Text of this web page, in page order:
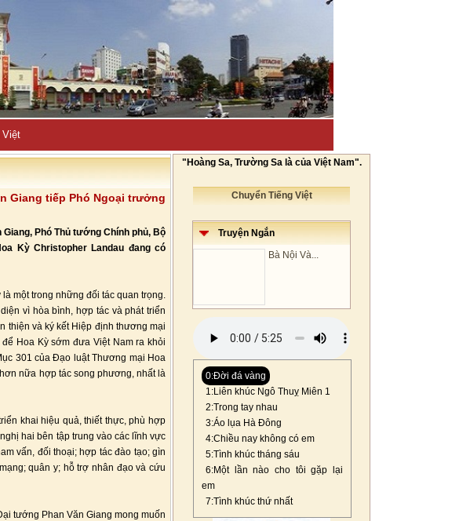
Giang tiếp Phó Ngoại trưởng
Phó Thủ tướng Chính phủ, Bộ
Kỳ Christopher Landau đang có
một trong những đối tác quan trọng.
vì hòa bình, hợp tác và phát triển
thiện và ký kết Hiệp định thương mại
Hoa Kỳ sớm đưa Việt Nam ra khỏi
301 của Đạo luật Thương mại Hoa
nữa hợp tác song phương, nhất là
khai hiệu quả, thiết thực, phù hợp
hai bên tập trung vào các lĩnh vực
vấn, đối thoại; hợp tác đào tạo; gìn
quân y; hỗ trợ nhân đạo và cứu
tướng Phan Văn Giang mong muốn
"Hoàng Sa, Trường Sa là của Việt Nam".
Chuyển Tiếng Việt
Truyện Ngắn
Bà Nội Và...
0:Đời đá vàng
1:Liên khúc Ngô Thuỵ Miên 1
2:Trong tay nhau
3:Áo lụa Hà Đông
4:Chiều nay không có em
5:Tình khúc tháng sáu
6:Một lần nào cho tôi gặp lại
em
7:Tình khúc thứ nhất